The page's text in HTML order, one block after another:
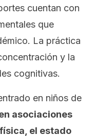
cuentan con
que
La práctica
y la
cognitivas.
en niños de
asociaciones
el estado